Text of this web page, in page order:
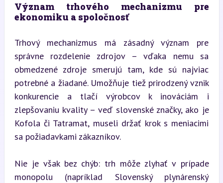
Význam trhového mechanizmu pre
ekonomiku a spoločnosť
Trhový mechanizmus má zásadný význam pre
správne rozdelenie zdrojov – vďaka nemu sa
obmedzené zdroje smerujú tam, kde sú najviac
potrebné a žiadané. Umožňuje tiež prirodzený vznik
konkurencie a tlačí výrobcov k inováciám i
zlepšovaniu kvality – veď slovenské značky, ako je
Kofola či Tatramat, museli držať krok s meniacimi
sa požiadavkami zákazníkov.
Nie je však bez chýb: trh môže zlyhať v prípade
monopolu (napríklad Slovenský plynárenský